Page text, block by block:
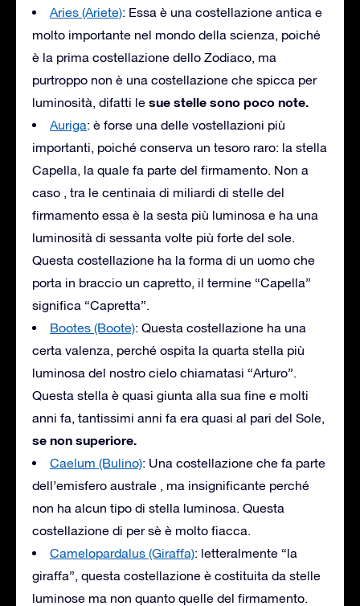
Aries (Ariete): Essa è una costellazione antica e
molto importante nel mondo della scienza, poiché
è la prima costellazione dello Zodiaco, ma
purtroppo non è una costellazione che spicca per
luminosità, difatti le sue stelle sono poco note.
Auriga: è forse una delle vostellazioni più
importanti, poiché conserva un tesoro raro: la stella
Capella, la quale fa parte del firmamento. Non a
caso , tra le centinaia di miliardi di stelle del
firmamento essa è la sesta più luminosa e ha una
luminosità di sessanta volte più forte del sole.
Questa costellazione ha la forma di un uomo che
porta in braccio un capretto, il termine “Capella”
significa “Capretta”.
Bootes (Boote): Questa costellazione ha una
certa valenza, perché ospita la quarta stella più
luminosa del nostro cielo chiamatasi “Arturo”.
Questa stella è quasi giunta alla sua fine e molti
anni fa, tantissimi anni fa era quasi al pari del Sole,
se non superiore.
Caelum (Bulino): Una costellazione che fa parte
dell’emisfero australe , ma insignificante perché
non ha alcun tipo di stella luminosa. Questa
costellazione di per sè è molto fiacca.
Camelopardalus (Giraffa): letteralmente “la
giraffa”, questa costellazione è costituita da stelle
luminose ma non quanto quelle del firmamento.